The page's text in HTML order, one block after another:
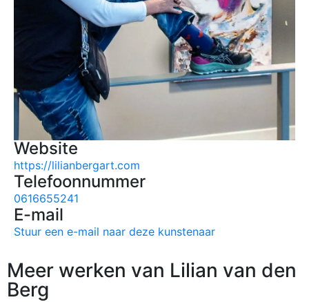
Website
https://lilianbergart.com
Telefoonnummer
0616655241
E-mail
Stuur een e-mail naar deze kunstenaar
Meer werken van Lilian van den
Berg